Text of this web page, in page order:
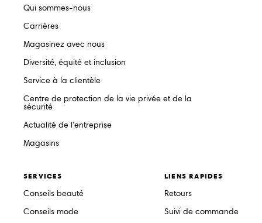
Qui sommes-nous
Carrières
Magasinez avec nous
Diversité, équité et inclusion
Service à la clientèle
Centre de protection de la vie privée et de la
sécurité
Actualité de l’entreprise
Magasins
SERVICES
Conseils beauté
Conseils mode
LIENS RAPIDES
Retours
Suivi de commande